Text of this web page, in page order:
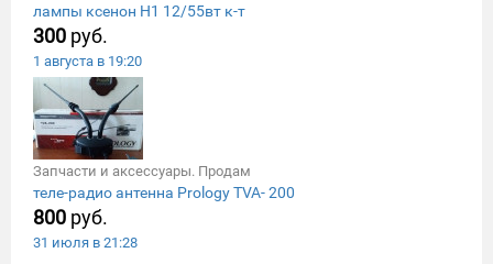
лампы ксенон Н1 12/55вт к-т
300 руб.
1 августа в 19:20
Запчасти и аксессуары. Продам
теле-радио антенна Prology TVA- 200
800 руб.
31 июля в 21:28